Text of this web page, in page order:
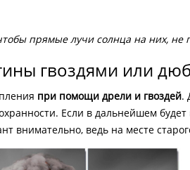
прямые лучи солнца на них, не
гвоздями или
при помощи дрели и гвоздей.
Если в дальнейшем
внимательно, ведь на месте